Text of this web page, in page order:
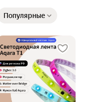
Популярные